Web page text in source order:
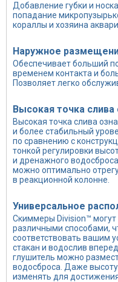
Добавление губки и
попадание
кораллы и хозяина
Наружное
Обеспечивает больший
временем контакта и
Позволяет легко
Высокая точка слива
Высокая точка слива
и более стабильный
по сравнению с
тонкой регулировки
и дренажного
можно оптимально
в реакционной колонне.
Универсальное
Скиммеры Division™
различными способами,
соответствовать вашим
стакан и водослив
глушитель можно
водосброса. Даже
изменять для